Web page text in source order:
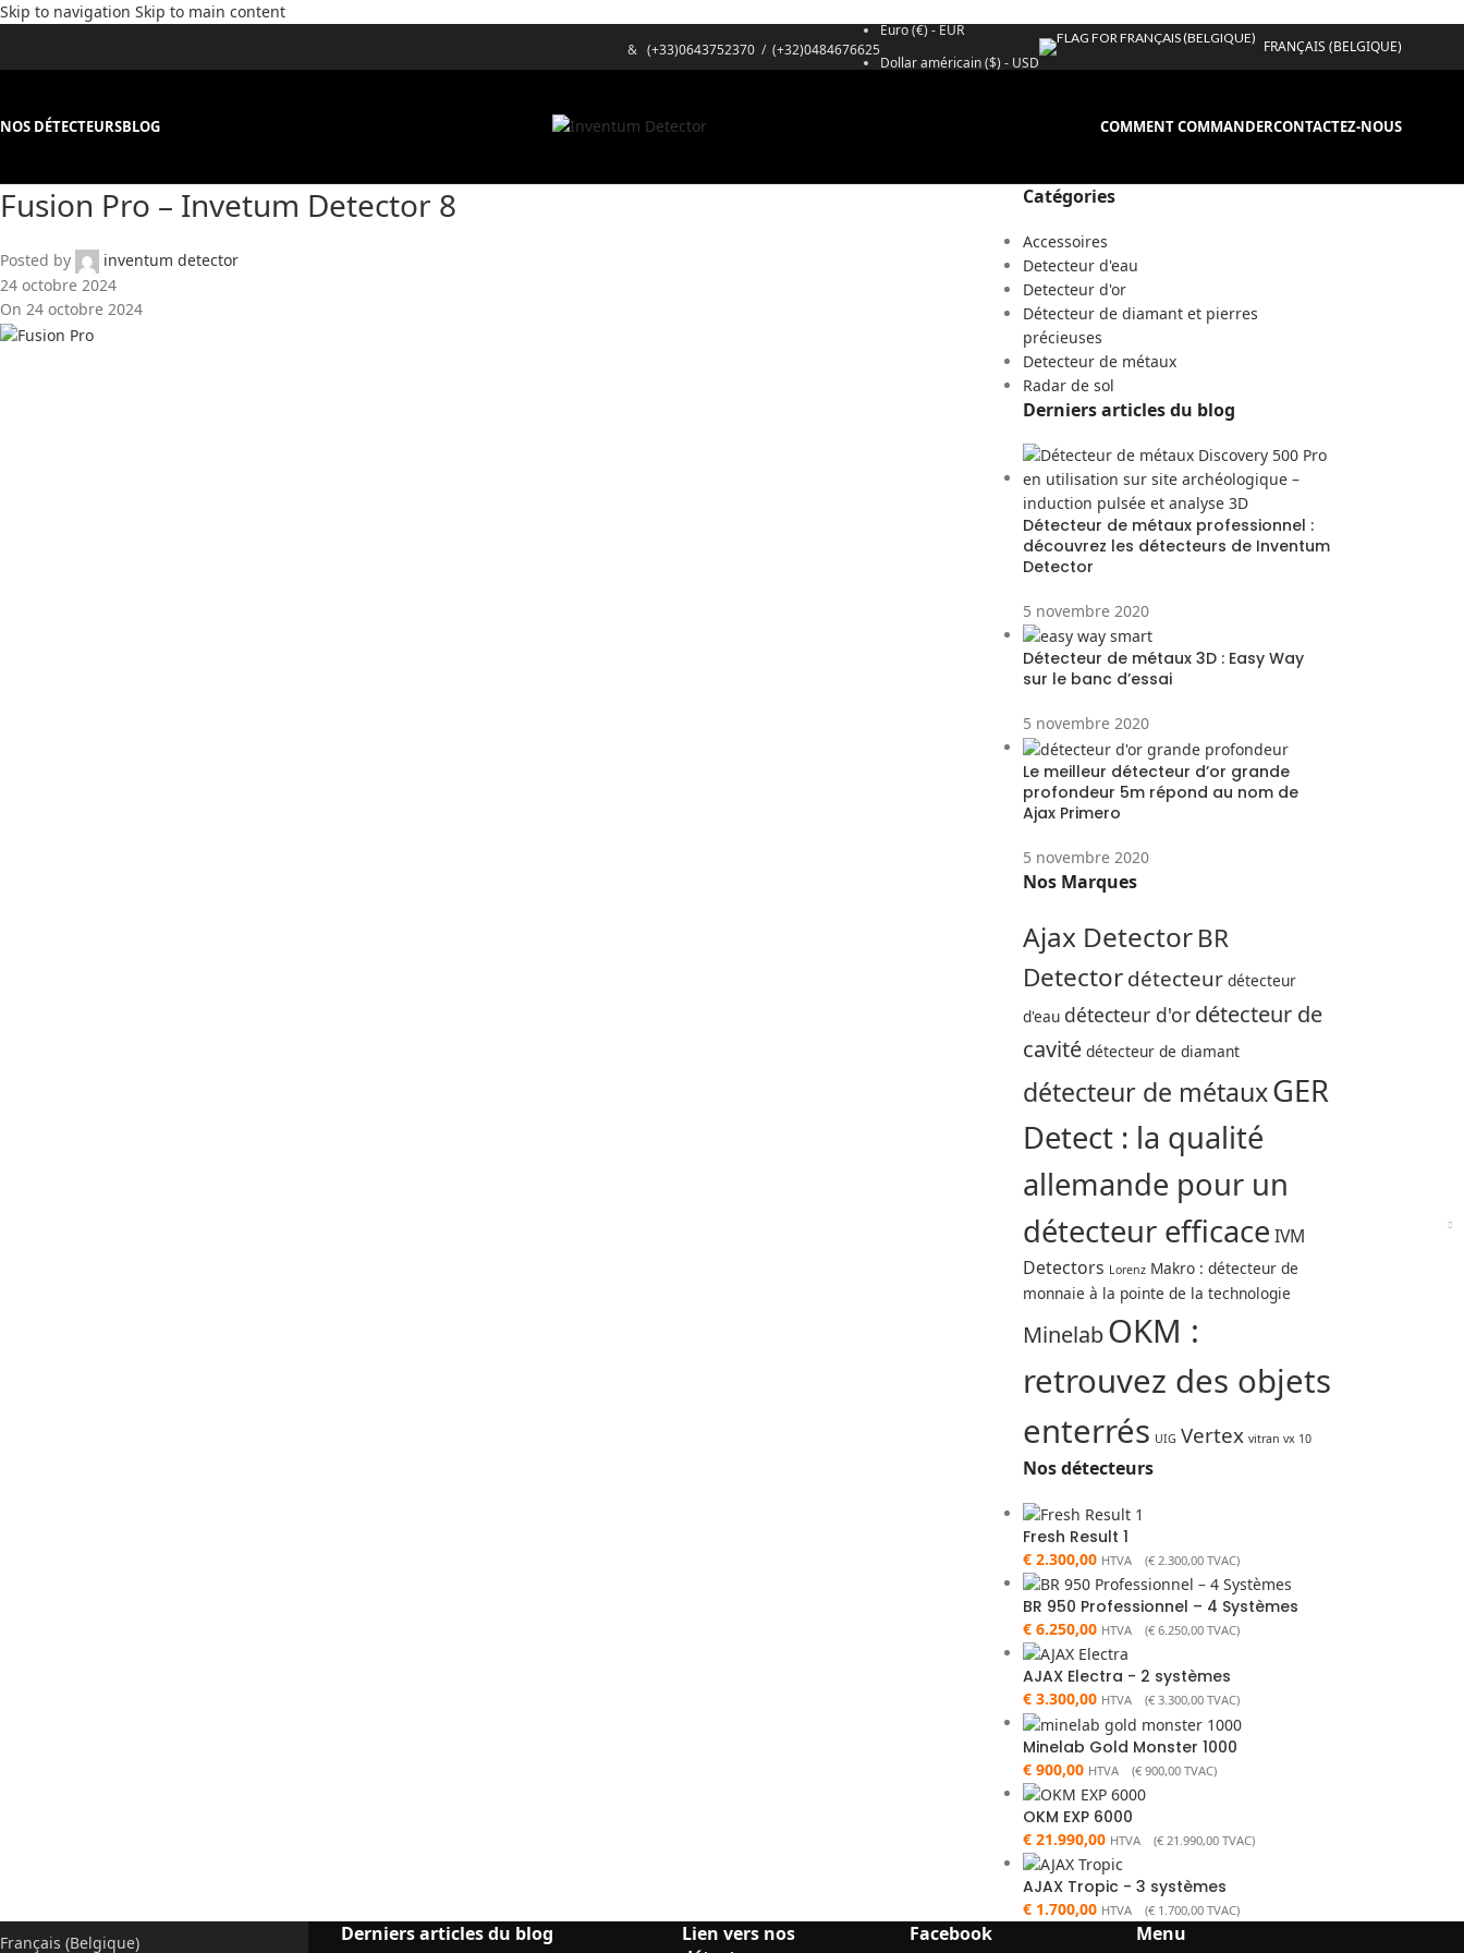
Skip to navigation Skip to main content
& (+33)0643752370/ (+32)0484676625
Euro (€) - EUR
Dollar américain ($) - USD
FRANÇAIS (BELGIQUE)
NOS DÉTECTEURSBLOG COMMENT COMMANDERCONTACTEZ-NOUS
Fusion Pro – Invetum Detector 8
Posted by
inventum detector
24 octobre 2024
On 24 octobre 2024
Catégories
Accessoires
Detecteur d'eau
Detecteur d'or
Détecteur de diamant et pierres
précieuses
Detecteur de métaux
Radar de sol
Derniers articles du blog
Détecteur de métaux professionnel :
découvrez les détecteurs de Inventum
Detector
5 novembre 2020
Détecteur de métaux 3D : Easy Way
sur le banc d’essai
5 novembre 2020
Le meilleur détecteur d’or grande
profondeur 5m répond au nom de
Ajax Primero
5 novembre 2020
Nos Marques
Ajax DetectorBR
Detectordétecteur détecteur
d'eau détecteur d'or détecteur de
cavité détecteur de diamant
détecteur de métauxGER
Detect : la qualité
allemande pour un
détecteur efficace IVM
Detectors Lorenz Makro : détecteur de
monnaie à la pointe de la technologie
MinelabOKM :
retrouvez des objets
enterrés UIG Vertex vitran vx 10
Nos détecteurs
Fresh Result 1
€2.300,00 HTVA (€2.300,00TVAC)
BR 950 Professionnel – 4 Systèmes
€6.250,00 HTVA (€6.250,00TVAC)
AJAX Electra - 2 systèmes
€3.300,00 HTVA (€3.300,00TVAC)
Minelab Gold Monster 1000
€900,00 HTVA (€900,00TVAC)
OKM EXP 6000
€21.990,00 HTVA (€21.990,00TVAC)
AJAX Tropic - 3 systèmes
€1.700,00 HTVA (€1.700,00TVAC)
Français (Belgique) Derniers articles du blog
Lien vers nos
Facebook Menu